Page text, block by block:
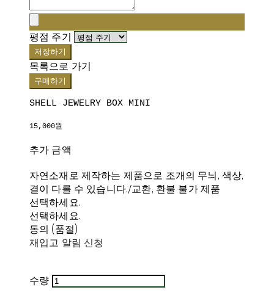
평점 주기
저장하기
목록으로 가기
구매하기
SHELL JEWELRY BOX MINI
15,000원
추가 금액
자연소재로 제작하는 제품으로 조개의 무늬, 색상,
결이 다를 수 있습니다./교환, 환불 불가 제품
선택하세요.
선택하세요.
동의 (품절)
재입고 알림 신청
수량